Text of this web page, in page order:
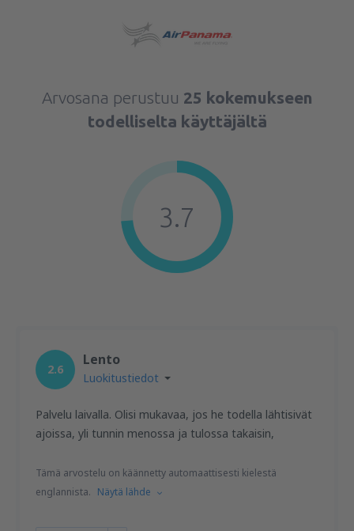
Arvosana perustuu 25 kokemukseen
todelliselta käyttäjältä
3.7
2.6
Lento
Luokitustiedot
Palvelu laivalla. Olisi mukavaa, jos he todella lähtisivät
ajoissa, yli tunnin menossa ja tulossa takaisin,
Tämä arvostelu on käännetty automaattisesti kielestä
englannista. Näytä lähde